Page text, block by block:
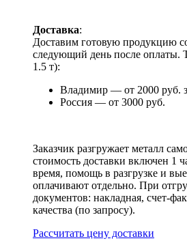
Доставка:
Доставим готовую продукцию
следующий день после оплаты.
1.5 т):
Владимир — от 2000 руб.
Россия — от 3000 руб.
Заказчик разгружает металл
стоимость доставки включен 1
время, помощь в разгрузке и
оплачивают отдельно. При
документов: накладная, счет-
качества (по запросу).
Раcсчитать цену доставки